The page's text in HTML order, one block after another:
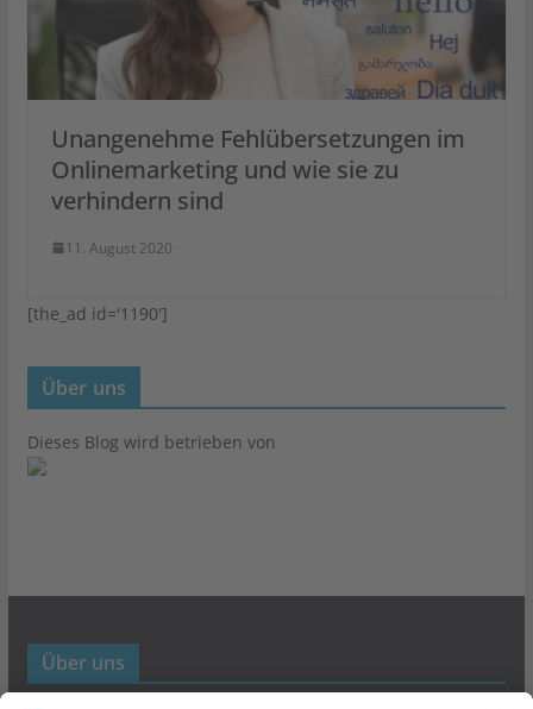
Unangenehme Fehlübersetzungen im
Onlinemarketing und wie sie zu
verhindern sind
11. August 2020
[the_ad id='1190']
Über uns
Dieses Blog wird betrieben von
Über uns